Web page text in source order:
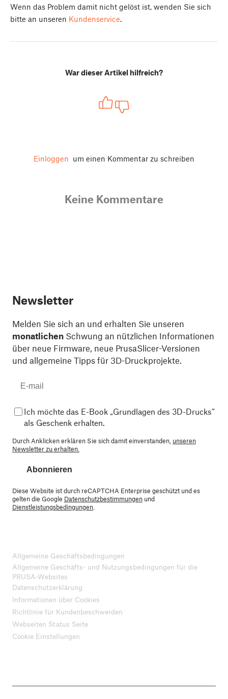
Wenn das Problem damit nicht gelöst ist, wenden Sie sich
bitte an unseren Kundenservice.
War dieser Artikel hilfreich?
Einloggen um einen Kommentar zu schreiben
Keine Kommentare
Newsletter
Melden Sie sich an und erhalten Sie unseren
monatlichen Schwung an nützlichen Informationen
über neue Firmware, neue PrusaSlicer-Versionen
und allgemeine Tipps für 3D-Druckprojekte.
Ich möchte das E-Book „Grundlagen des 3D-Drucks“
als Geschenk erhalten.
Durch Anklicken erklären Sie sich damit einverstanden, unseren
Newsletter zu erhalten.
Abonnieren
Diese Website ist durch reCAPTCHA Enterprise geschützt und es
gelten die Google Datenschutzbestimmungen und
Dienstleistungsbedingungen
Allgemeine Geschäftsbedingungen
Allgemeine Geschäfts- und Nutzungsbedingungen für die
PRUSA-Websites
Datenschutzerklärung
Informationen über Cookies
Richtlinie für Kundenbeschwerden
Webseiten Status Seite
Cookie Einstellungen